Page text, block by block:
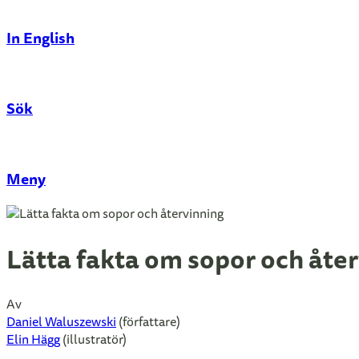
In English
Sök
Stäng
Meny
Lätta fakta om sopor och
Av
Daniel Waluszewski (författare)
Elin Hägg(illustratör)